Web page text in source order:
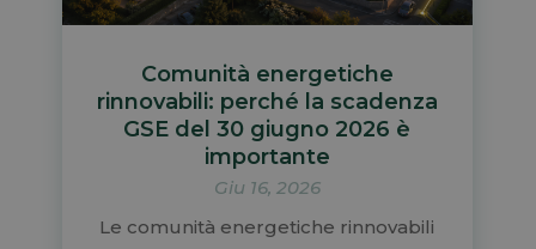
Comunità energetiche
rinnovabili: perché la scadenza
GSE del 30 giugno 2026 è
importante
Giu 16, 2026
Le comunità energetiche rinnovabili